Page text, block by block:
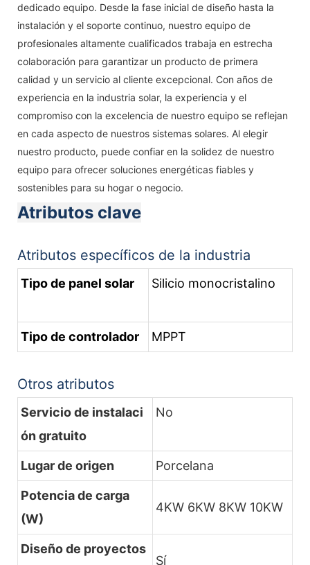
dedicado equipo. Desde la fase inicial de diseño hasta la
instalación y el soporte continuo, nuestro equipo de
profesionales altamente cualificados trabaja en estrecha
colaboración para garantizar un producto de primera
calidad y un servicio al cliente excepcional. Con años de
experiencia en la industria solar, la experiencia y el
compromiso con la excelencia de nuestro equipo se reflejan
en cada aspecto de nuestros sistemas solares. Al elegir
nuestro producto, puede confiar en la solidez de nuestro
equipo para ofrecer soluciones energéticas fiables y
sostenibles para su hogar o negocio.
Atributos clave
Atributos específicos de la industria
Tipo de panel solar Silicio monocristalino
Tipo de controlador MPPT
Otros atributos
Servicio de instalaci
ón gratuito
No
Lugar de origen Porcelana
Potencia de carga
(W)
4KW 6KW 8KW 10KW
Diseño de proyectos
Sí